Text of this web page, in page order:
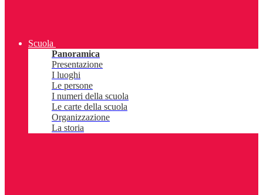
Scuola
Panoramica
Presentazione
I luoghi
Le persone
I numeri della scuola
Le carte della scuola
Organizzazione
La storia